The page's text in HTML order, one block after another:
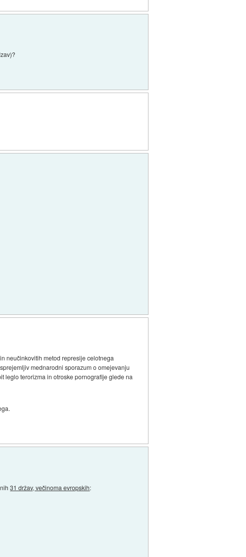
neučinkovitih metod represije celotnega
mednarodni sporazum o omejevanju
leglo terorizma in otroske pornografije glede na
31 držav, večinoma evropskih: